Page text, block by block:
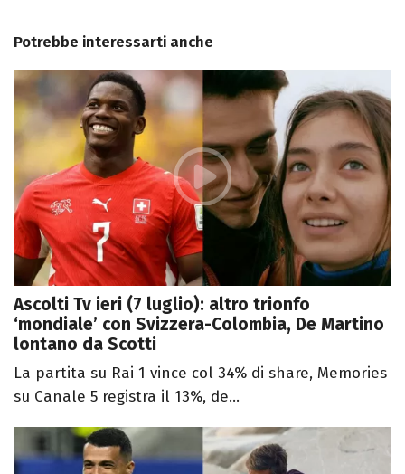
Potrebbe interessarti anche
Ascolti Tv ieri (7 luglio): altro trionfo
‘mondiale’ con Svizzera-Colombia, De Martino
lontano da Scotti
La partita su Rai 1 vince col 34% di share, Memories
su Canale 5 registra il 13%, de...